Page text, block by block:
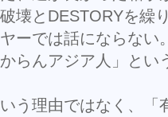
壊とDESTORYを繰
ーでは話にならない
らんアジア人」とい
いう理由ではなく、